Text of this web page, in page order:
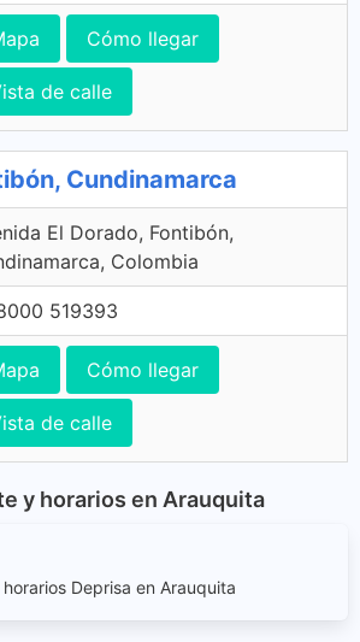
Cómo llegar
de calle
Cundinamarca
El Dorado, Fontibón,
Colombia
519393
Cómo llegar
de calle
y horarios en Arauquita
Deprisa en Arauquita